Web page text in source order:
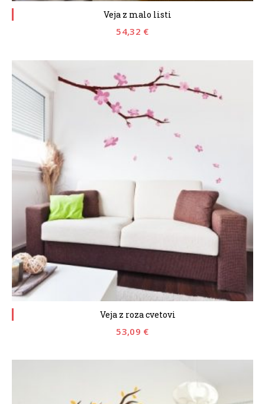
Veja z malo listi
54,32 €
Veja z roza cvetovi
53,09 €